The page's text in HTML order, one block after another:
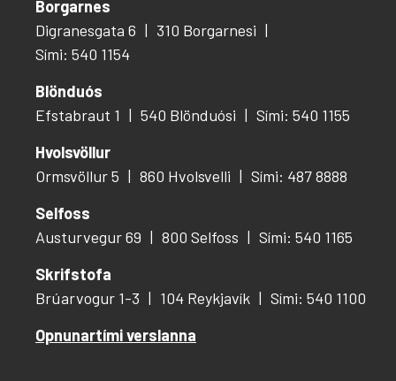
Borgarnes
Digranesgata 6
310 Borgarnesi
Sími: 540 1154
Blönduós
Efstabraut 1
540 Blönduósi
Sími: 540 1155
Hvolsvöllur
Ormsvöllur 5
860 Hvolsvelli
Sími: 487 8888
Selfoss
Austurvegur 69
800 Selfoss
Sími: 540 1165
Skrifstofa
Brúarvogur 1-3
104 Reykjavík
Sími: 540 1100
Opnunartími verslanna